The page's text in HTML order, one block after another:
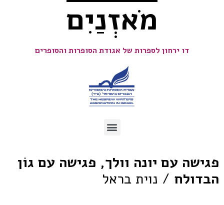
מֹאזְנַיִם
דו ירחון לספרות של אגודת הסופרות והסופרים
פגישה עם יונה וולך, פגישה עם גוֹן
הבדולח / נוית בראל